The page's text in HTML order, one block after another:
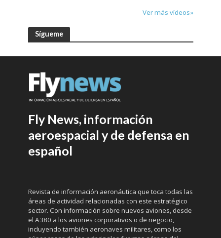
Ver más vídeos»
Sígueme
Fly News, información
aeroespacial y de defensa en
español
Revista de información aeronáutica que toca todas las
áreas de actividad relacionadas con este estratégico
sector. Con información sobre nuevos aviones, desde
el A380 a los aviones corporativos o de negocio,
incluyendo también aeronaves militares, como los